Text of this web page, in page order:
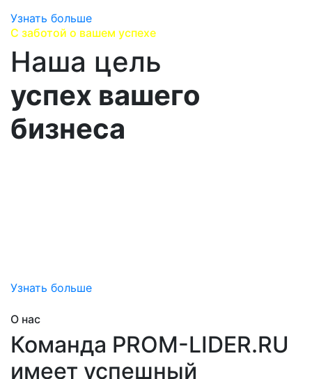
Узнать больше
С заботой о вашем успехе
Наша цель
успех вашего
бизнеса
Узнать больше
О нас
Команда PROM-LIDER.RU
имеет успешный